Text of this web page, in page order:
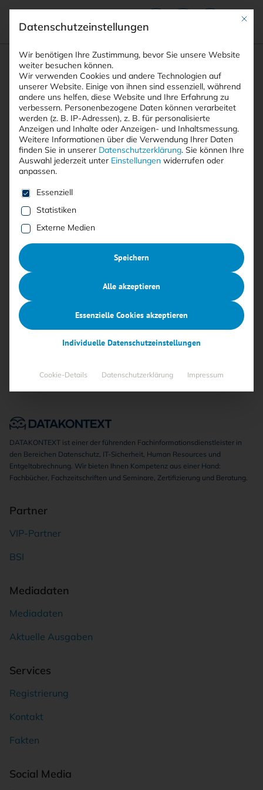
Suchfeld
Suchen
Breadcrumb-Navigation
STARTSEITE FREETYPE SCHWACHSTELLE
Alle Beiträge mit dem
Schlagwort “FreeType
Schwachstelle”
<kes>+
Keine Beiträge gefunden
DATAKONTEXT ist einer der führenden Fachinformationsdienstleister in
den Bereichen Datenschutz, IT-Sicherheit, Human Resources und
Entgeltabrechnung. Wir bieten Ihnen Kompetenz aus einer Hand:
Fachbücher, Fachzeitschriften und Seminare, Zertifizierung und Beratung.
Partner
VIP-Partner
BSI
Mediadaten
Mediadaten
Aktuelle Ausgaben
Services
Registrierung
Kontakt
Fakten
Social Media
Mit
Datenschutzeinstellungen
Wir benötigen Ihre Zustimmung, bevor Sie unsere Website
weiter besuchen können.
Wir verwenden Cookies und andere Technologien auf
unserer Website. Einige von ihnen sind essenziell, während
andere uns helfen, diese Website und Ihre Erfahrung zu
verbessern. Personenbezogene Daten können verarbeitet
werden (z. B. IP-Adressen), z. B. für personalisierte
Anzeigen und Inhalte oder Anzeigen- und Inhaltsmessung.
Weitere Informationen über die Verwendung Ihrer Daten
finden Sie in unserer Datenschutzerklärung. Sie können Ihre
Auswahl jederzeit unter Einstellungen widerrufen oder
anpassen.
Es folgt eine Liste der Service-Gruppen, für die eine
Essenziell
Statistiken
Externe Medien
Speichern
Alle akzeptieren
Essenzielle Cookies akzeptieren
Individuelle Datenschutzeinstellungen
Cookie-Details Datenschutzerklärung Impressum